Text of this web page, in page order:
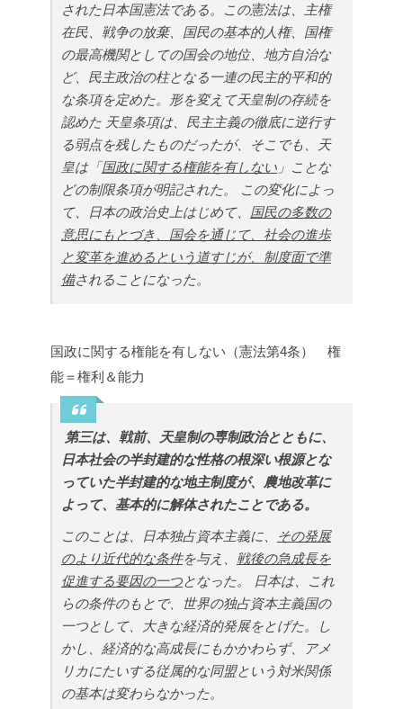
された日本国憲法である。この憲法は、主権
在民、戦争の放棄、国民の基本的人権、国権
の最高機関としての国会の地位、地方自治な
ど、民主政治の柱となる一連の民主的平和的
な条項を定めた。形を変えて天皇制の存続を
認めた 天皇条項は、民主主義の徹底に逆行す
る弱点を残したものだったが、そこでも、天
皇は「国政に関する権能を有しない 」ことな
どの制限条項が明記された。
この変化によっ
て、日本の政治史上はじめて、 国民の多数の
意思にもとづき、国会を通じて、社会の進歩
と変革を進めるという道すじが、制度面で準
備されることになった。
国政に関する権能を有しない（憲法第4条） 権
能＝権利＆能力
第三は、戦前、天皇制の専制政治とともに、
日本社会の半封建的な性格の根深い根源とな
っていた半封建的な地主制度が、農地改革に
よって、基本的に解体されたことである。
このことは、日本独占資本主義に、
その発展
のより近代的な条件を与え、 戦後の急成長を
促進する要因の一つとなった。
日本は、これ
らの条件のもとで、世界の独占資本主義国の
一つとして、大きな経済的発展をとげた。し
かし、経済的な高成長にもかかわらず、アメ
リカにたいする従属的な同盟という対米関係
の基本は変わらなかった。